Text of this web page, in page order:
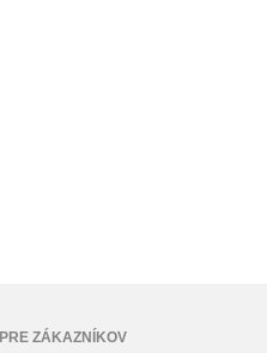
PRE ZÁKAZNÍKOV